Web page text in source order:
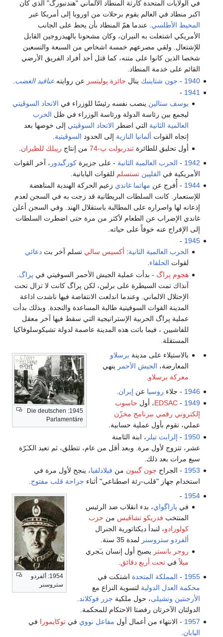
في الولايات المتحدة كارثة المنطاد الألماني "هندنبورگ" الذي كان
اكبر منطاد في العالم يقوم برحلات من اوروبا إلى أمريكا عبر
المحيط الأطلسي. عندما همّ المنطاد بأن يحط على الجانب
الأمريكي اشتعلت به النيران، وكان مشحونا بالهيدروجين القابل
للإشتعال. ولقي مصرعهم خمسة اشخاص من السبعة والتسعين
شخصا الذين كانوا على متنه، كما قتل أحد أفراد الفريق الأرضي
القائم على خدمة المنطاد.
1940
- جون شتاينبك ينال جائزة پوليتسر عن روايتهعناقيد الغضب
1941
-
يوسف ستالين ينصب نفسه رئيسًا للوزراء في الاتحاد السوڤيتي
ليجمع بين رئاسة الدولة ورئاسة الوزراء في ظل الحرب
العالمية الثانية التي اضطر الاتحاد السوڤيتي إلى خوضها بعد
إتجاه القوات ألمانيا النازية إلى الحدود السوڤيتية
أول تحليق للطائرة ثندربولت پ-74 من إنتاج رپبلك للطيران
1942
- الحرب العالمية الثانية - على جزيرةكورگيدور ، آخر القوات
الأمريكية في الفلپين تستسلم للقوات اليابانية.
1944 - أُفرج عن مهاتما غاندي زعيم الحركة الهندية المناهضة
للإستعمار. كانت السلطات البريطانية قد زجت به في السجن لعدم
إذعانه لها واصراره على المطالبة باستقلال الهند. وفي السجن أعلن
غاندي الإضراب عن الطعام لأكثر من مرة حتى اضطرت السلطات
إلى الإفراج عنه خوفاً على حياته.
1945
-
الحرب العالمية الثانية: أكسيس سالي تسلم آخر بث دعائي
لقوات الحلفاء.
هجوم پراگ - بدأت عملية الجيش الأحمر السوفيتي في پراگ
آنذاك تمت السيطرة على برلين، لكن پراگ كانت لا تزال تحت
الإحتلال الالماني. وعندما اندلعت الانتفاضة فيها ناشدت اذاعة
المدينة القوات السوفيتية طالبة المساعدة والنجدة. وبذلك بدأت
عملية پراگ الحربية الإستراتيجية التي سقط فيها آخر معقل
للفاشيين ، فيما باتت هذه المدينة عاصمة لدولة تشيكوسلوفاكيا
المستقلة.
1945: Die deutschen
Parlamentäre
بالاستيلاء على مدينة برسلاو
المعارضة، الجيش الأحمر ينهي
معركة برسلاو
1946 - جلاء روسيا عن إيران
1949
-
EDSAC، أول حاسوب
إلكتروني رقمي ببرنامج مخزّن
عملي، تقوم بأول عملية حسابية.
1950
- إلزابث تيلر ، ابنة الثامنة
عشر، تتزوج لأول مرة. وبعد أقل من عام، تتطلق، ثم تعيد الكـَرّة
سبع مرات بعد ذلك.
1953 - الجراح جون گيبون من فيلادلفيا، ينجح لأول مرة في
استخدام جهاز "قلب-رئة اصطناعي" أثناء جراحة قلب مفتوح
1954: ألفردو
ستروسنر
1954
-
في پاراگواي، بدء انقلاب ضد الرئيس
المنتخب فدريكو تشاڤيس من حزب
كولورادو، لتبدأ ديكتاتورية الجنرال
ألفردو ستروسنر لمدة 35 سنة.
روجر بانستر يصبح أول إنسان يـَجري
ميلاًفي تحت أربع دقائق.
1955
- المملكة المتحدة اشتكت في
محكمة العدل الدولية لتسوية النزاع مع
الأرجنتين وتشيلى، حول ملكية جزر فوكلاند.
الدولتان الآخرتان رفضتا الاحتكام للمحكمة.
1957 - الانتهاء من أعمال أول مفاعل نووي فيتوكايمورا في
اليابان